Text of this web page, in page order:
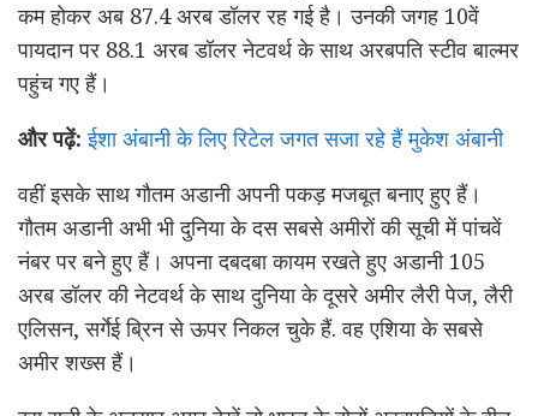
कम होकर अब 87.4 अरब डॉलर रह गई है। उनकी जगह 10वें
पायदान पर 88.1 अरब डॉलर नेटवर्थ के साथ अरबपति स्टीव बाल्मर
पहुंच गए हैं।
और पढ़ें:ईशा अंबानी के लिए रिटेल जगत सजा रहे हैं मुकेश अंबानी
वहीं इसके साथ गौतम अडानी अपनी पकड़ मजबूत बनाए हुए हैं।
गौतम अडानी अभी भी दुनिया के दस सबसे अमीरों की सूची में पांचवें
नंबर पर बने हुए हैं। अपना दबदबा कायम रखते हुए अडानी 105
अरब डॉलर की नेटवर्थ के साथ दुनिया के दूसरे अमीर लैरी पेज, लैरी
एलिसन, सर्गेई ब्रिन से ऊपर निकल चुके हैं. वह एशिया के सबसे
अमीर शख्स हैं।